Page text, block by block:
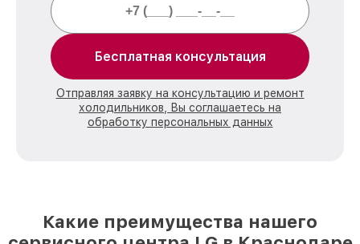
Бесплатная консультация
Отправляя заявку на консультацию и ремонт
холодильников, Вы соглашаетесь на
обработку персональных данных
Какие преимущества нашего